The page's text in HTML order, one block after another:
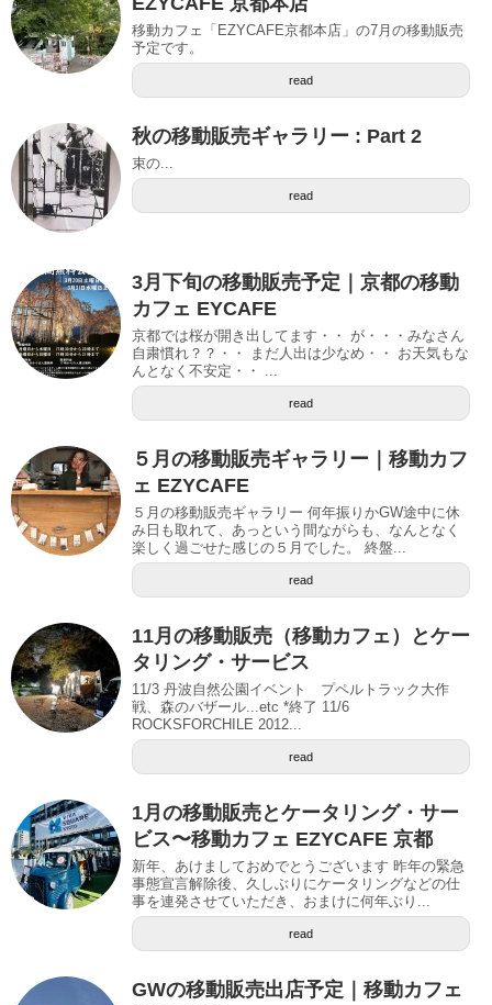
移動カフェ「EZYCAFE京都本店」の7月の移動販売
予定です。
read
秋の移動販売ギャラリー : Part 2
束の...
read
3月下旬の移動販売予定｜京都の移動
カフェ EYCAFE
京都では桜が開き出してます・・ が・・・みなさん
自粛慣れ？？・・ まだ人出は少なめ・・ お天気もな
んとなく不安定・・ ...
read
５月の移動販売ギャラリー｜移動カフ
ェ EZYCAFE
５月の移動販売ギャラリー 何年振りかGW途中に休
み日も取れて、あっという間ながらも、なんとなく
楽しく過ごせた感じの５月でした。 終盤...
read
11月の移動販売（移動カフェ）とケー
タリング・サービス
11/3 丹波自然公園イベント プペルトラック大作
戦、森のバザール...etc *終了 11/6
ROCKSFORCHILE 2012...
read
1月の移動販売とケータリング・サー
ビス〜移動カフェ EZYCAFE 京都
新年、あけましておめでとうございます 昨年の緊急
事態宣言解除後、久しぶりにケータリングなどの仕
事を連発させていただき、おまけに何年ぶり...
read
GWの移動販売出店予定｜移動カフェ